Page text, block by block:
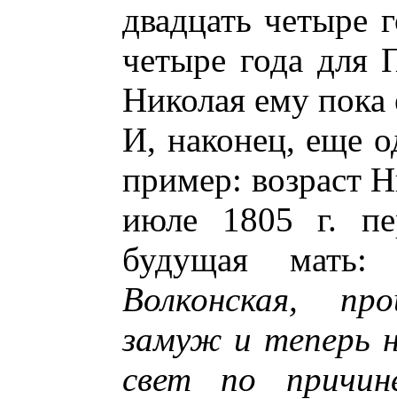
двадцать четыре
четыре года для
Николая ему пока
И, наконец, еще
пример: возраст
июле 1805 г.
будущая
Волконская,
замуж и теперь
свет по